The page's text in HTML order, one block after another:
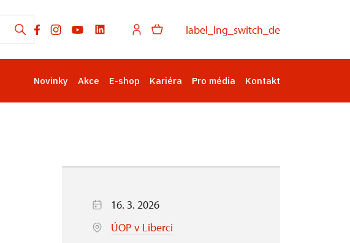
label_lng_switch_de
Novinky Akce E-shop Kariéra Pro média Kontakt
16. 3. 2026
ÚOP v Liberci